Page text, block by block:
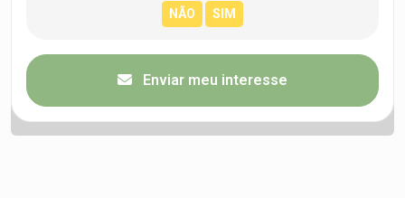
Enviar meu interesse